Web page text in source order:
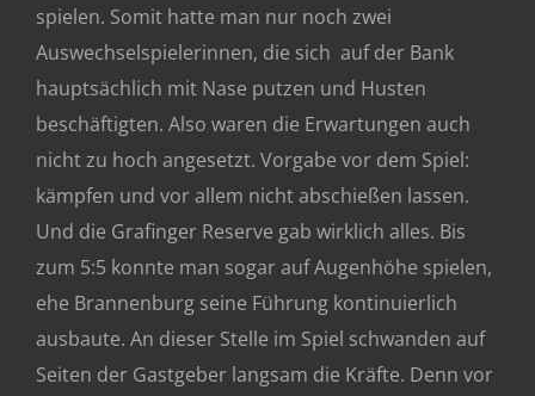
spielen. Somit hatte man nur noch zwei
Auswechselspielerinnen, die sich auf der Bank
hauptsächlich mit Nase putzen und Husten
beschäftigten. Also waren die Erwartungen auch
nicht zu hoch angesetzt. Vorgabe vor dem Spiel:
kämpfen und vor allem nicht abschießen lassen.
Und die Grafinger Reserve gab wirklich alles. Bis
zum 5:5 konnte man sogar auf Augenhöhe spielen,
ehe Brannenburg seine Führung kontinuierlich
ausbaute. An dieser Stelle im Spiel schwanden auf
Seiten der Gastgeber langsam die Kräfte. Denn vor